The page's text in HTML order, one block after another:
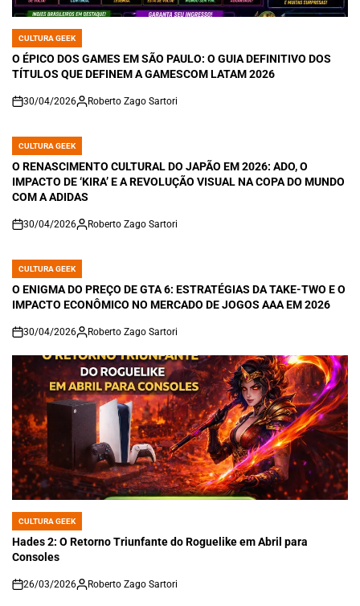
POSTED
IN
CULTURA GEEK
O ÉPICO DOS GAMES EM SÃO PAULO: O GUIA DEFINITIVO DOS
TÍTULOS QUE DEFINEM A GAMESCOM LATAM 2026
on
30/04/2026 Roberto Zago Sartori
POSTED
IN
CULTURA GEEK
O RENASCIMENTO CULTURAL DO JAPÃO EM 2026: ADO, O
IMPACTO DE ‘KIRA’ E A REVOLUÇÃO VISUAL NA COPA DO MUNDO
COM A ADIDAS
on
30/04/2026 Roberto Zago Sartori
POSTED
IN
CULTURA GEEK
O ENIGMA DO PREÇO DE GTA 6: ESTRATÉGIAS DA TAKE-TWO E O
IMPACTO ECONÔMICO NO MERCADO DE JOGOS AAA EM 2026
on
30/04/2026 Roberto Zago Sartori
POSTED
IN
CULTURA GEEK
Hades 2: O Retorno Triunfante do Roguelike em Abril para
Consoles
on
26/03/2026 Roberto Zago Sartori